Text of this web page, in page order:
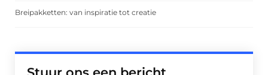
Breipakketten: van inspiratie tot creatie